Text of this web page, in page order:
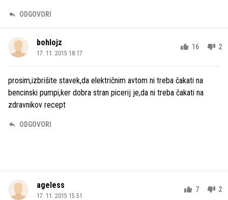
ODGOVORI
bohlojz
17. 11. 2015 18.17
16 2
prosim,izbrišite stavek,da električnim avtom ni treba čakati na
bencinski pumpi,ker dobra stran picerij je,da ni treba čakati na
zdravnikov recept
ODGOVORI
ageless
17. 11. 2015 15.51
7 2